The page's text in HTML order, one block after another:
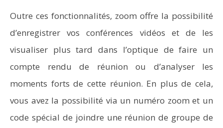
Outre ces fonctionnalités, zoom offre la possibilité
d’enregistrer vos conférences vidéos et de les
visualiser plus tard dans l’optique de faire un
compte rendu de réunion ou d’analyser les
moments forts de cette réunion. En plus de cela,
vous avez la possibilité via un numéro zoom et un
code spécial de joindre une réunion de groupe de